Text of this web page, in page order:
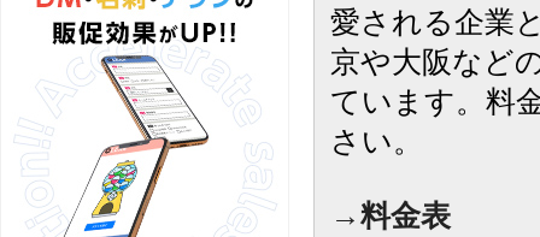
愛される企業
京や大阪など
ています。料
さい。
→料金表